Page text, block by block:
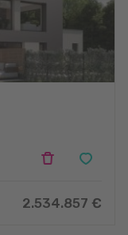
2.534.857 €